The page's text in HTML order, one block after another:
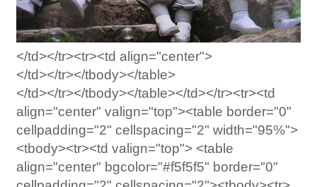
</td></tr><tr><td align="center">
</td></tr></tbody></table>
</td></tr></tbody></table></td></tr><tr><td
align="center" valign="top"><table border="0"
cellpadding="2" cellspacing="2" width="95%">
<tbody><tr><td valign="top"> <table
align="center" bgcolor="#f5f5f5" border="0"